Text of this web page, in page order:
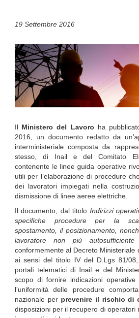
19 Settembre 2016
Il Ministero del Lavoro ha
2016, un documento redatto da
interministeriale composta da
stesso, di Inail e del Comitato
contenente le linee guida operative
utili per l’elaborazione di procedure
dei lavoratori impiegati nella
dismissione di linee aeree elettriche.
Il documento, dal titolo Indirizzi
specifiche procedure per la
spostamento, il posizionamento,
lavoratore non più autosufficiente
conformemente al Decreto Ministeriale
ai sensi del titolo IV del D.Lgs 81/
portali telematici di Inail e del
scopo di fornire indicazioni
l’uniformità delle procedure
nazionale per prevenire il rischio di
disposizioni per il recupero di operatori